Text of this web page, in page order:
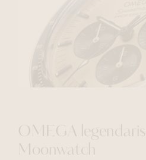
OMEGA
Moonwatch